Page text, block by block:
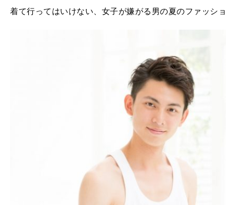
着て行ってはいけない、女子が嫌がる男の夏のファッシ